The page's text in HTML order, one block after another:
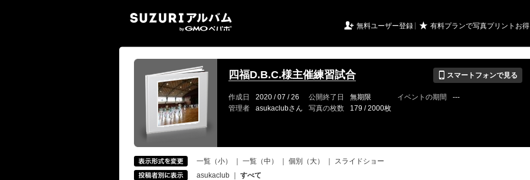
 無料ユーザー登録 ★ 有料プランで写真プリントお得
四福D.B.C.様主催練習試合 📱 スマートフォンで見る
作成日 2020 / 07 / 26 公開終了日 無期限 イベントの期間
---
管理者
asukaclubさん 写真の枚数 179 / 2000枚
一覧（小） 一覧（中） 個別（大）
スライドショー
asukaclub
すべて